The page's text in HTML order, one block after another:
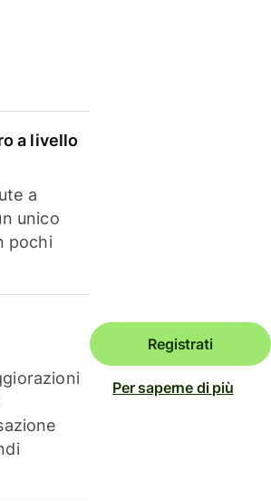
a livello
a
unico
pochi
Registrati
Per saperne di più